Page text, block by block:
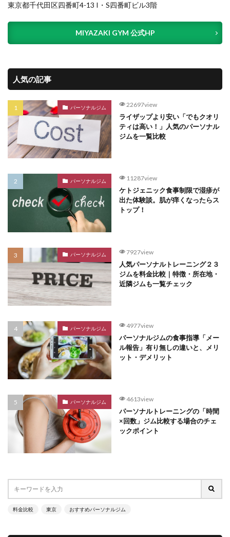
東京都千代田区四番町4-13 I・S四番町ビル3階
MIYAZAKI GYM 公式HP
人気の記事
パーソナルジム 22697view
ライザップより安い「でもクオリ
ティは高い！」人気のパーソナル
ジムを一覧比較
パーソナルジム 11287view
ケトジェニック食事制限で湿疹が
出た体験談。肌が痒くなったらス
トップ！
パーソナルジム 7927view
人気パーソナルトレーニング２３
ジムを料金比較｜特徴・所在地・
近隣ジムも一覧チェック
パーソナルジム 4977view
パーソナルジムの食事指導「メー
ル報告」有り無しの違いと、メリ
ット・デメリット
パーソナルジム 4613view
パーソナルトレーニングの「時間
×回数」ジム比較する場合のチェ
ックポイント
料金比較 東京 おすすめパーソナルジム